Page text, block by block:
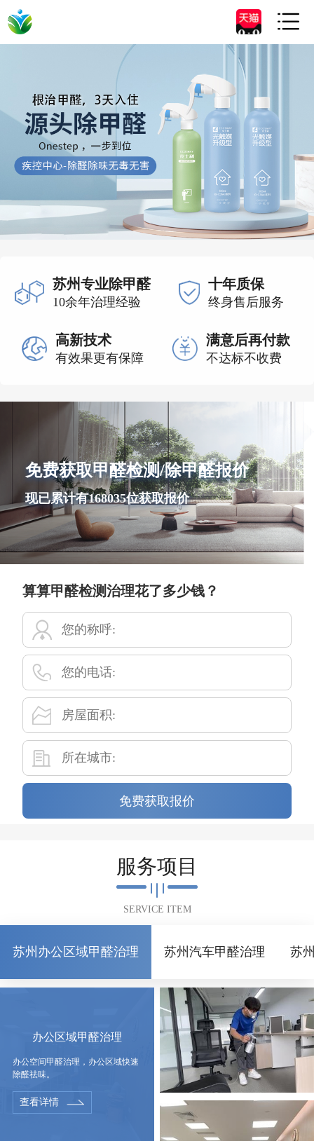

苏州专业除甲醛
10余年治理经验
十年质保
终身售后服务
高新技术
有效果更有保障
满意后再付款
不达标不收费
免费获取甲醛检测/除甲醛报价
现已累计有168035位获取报价
算算甲醛检测治理花了多少钱？
免费获取报价
服务项目
SERVICE ITEM
苏州办公区域甲醛治理 苏州汽车甲醛治理 苏
办公区域甲醛治理
办公空间甲醛治理，办公区域快速
除醛祛味。
查看详情